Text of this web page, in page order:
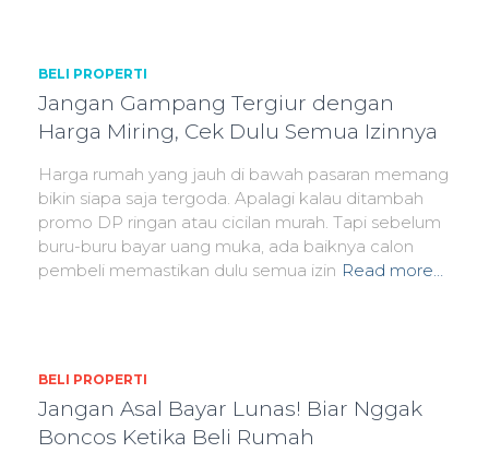
BELI PROPERTI
Jangan Gampang Tergiur dengan
Harga Miring, Cek Dulu Semua Izinnya
Harga rumah yang jauh di bawah pasaran memang
bikin siapa saja tergoda. Apalagi kalau ditambah
promo DP ringan atau cicilan murah. Tapi sebelum
buru-buru bayar uang muka, ada baiknya calon
pembeli memastikan dulu semua izin Read more…
BELI PROPERTI
Jangan Asal Bayar Lunas! Biar Nggak
Boncos Ketika Beli Rumah